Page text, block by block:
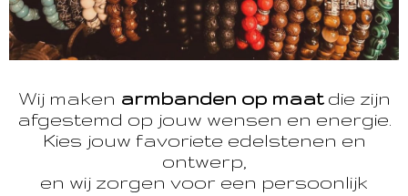
Wij maken armbanden op maatdie zijn
afgestemd op jouw wensen en energie.
Kies jouw favoriete edelstenen en
ontwerp,
en wij zorgen voor een persoonlijk